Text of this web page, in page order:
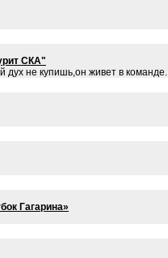
СКА"
дух не купишь,он живет в команде.
Гагарина»